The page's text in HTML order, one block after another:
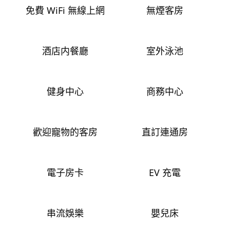
免費 WiFi 無線上網 無煙客房
酒店内餐廳 室外泳池
健身中心 商務中心
歡迎寵物的客房 直訂連通房
電子房卡 EV 充電
串流娛樂 嬰兒床